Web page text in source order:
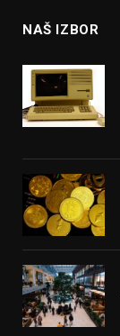
NAŠ IZBOR